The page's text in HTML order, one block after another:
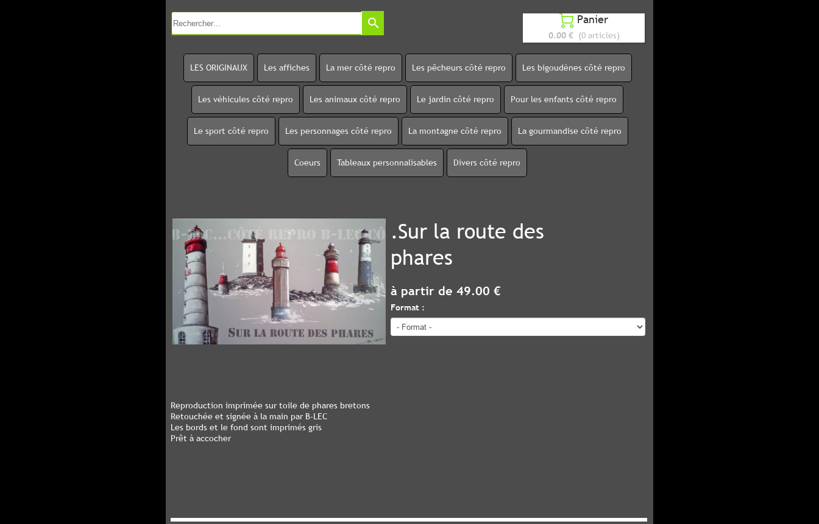
search  Panier
0.00 € (0 articles)
LES ORIGINAUX Les affiches La mer côté repro Les pêcheurs côté repro Les bigoudènes côté repro
Les véhicules côté repro Les animaux côté repro Le jardin côté repro Pour les enfants côté repro
Le sport côté repro Les personnages côté repro La montagne côté repro La gourmandise côté repro
Coeurs Tableaux personnalisables Divers côté repro
.Sur la route des
phares
à partir de 49.00 €
Format :
Reproduction imprimée sur toile de phares bretons
Retouchée et signée à la main par B-LEC
Les bords et le fond sont imprimés gris
Prêt à accocher